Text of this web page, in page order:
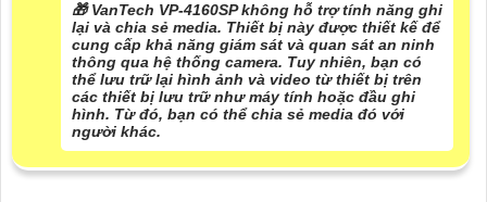
🎁 VanTech VP-4160SP không hỗ trợ tính năng ghi
lại và chia sẻ media. Thiết bị này được thiết kế để
cung cấp khả năng giám sát và quan sát an ninh
thông qua hệ thống camera. Tuy nhiên, bạn có
thể lưu trữ lại hình ảnh và video từ thiết bị trên
các thiết bị lưu trữ như máy tính hoặc đầu ghi
hình. Từ đó, bạn có thể chia sẻ media đó với
người khác.